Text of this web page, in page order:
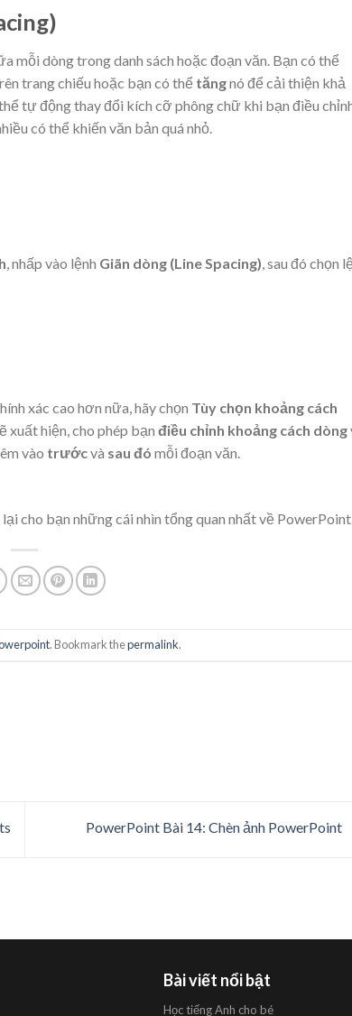
mỗi dòng trong danh sách hoặc đoạn văn. Bạn có thể
trang chiếu hoặc bạn có thể tăngnó để cải thiện khả
tự động thay đổi kích cỡ phông chữ khi bạn điều
có thể khiến văn bản quá nhỏ.
, nhấp vào lệnh Giãn dòng (Line Spacing) , sau đó chọn
xác cao hơn nữa, hãy chọn Tùy chọn khoảng cách
xuất hiện, cho phép bạn điều chỉnh khoảng cách dòng
vào trướcvà sau đó mỗi đoạn văn.
cho bạn những cái nhìn tổng quan nhất về
. Bookmark thepermalink.
PowerPoint Bài 14: Chèn ảnh PowerPoint
Bài viết nổi bật
Học tiếng Anh cho bé